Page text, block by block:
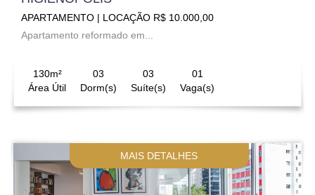
APARTAMENTO | LOCAÇÃO R$ 10.000,00
Apartamento reformado em...
130m²
Área Útil
03
Dorm(s)
03
Suíte(s)
01
Vaga(s)
MAIS DETALHES